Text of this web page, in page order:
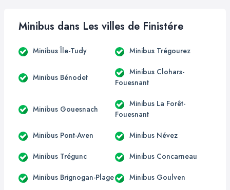
Minibus dans Les villes de Finistére
Minibus Île-Tudy Minibus Trégourez
Minibus Bénodet
Minibus Clohars-
Fouesnant
Minibus Gouesnach
Minibus La Forêt-
Fouesnant
Minibus Pont-Aven Minibus Névez
Minibus Trégunc Minibus Concarneau
Minibus Brignogan-Plage Minibus Goulven